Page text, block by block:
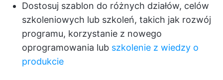
Dostosuj szablon do różnych działów, celów
szkoleniowych lub szkoleń, takich jak rozwój
programu, korzystanie z nowego
oprogramowania lub szkolenie z wiedzy o
produkcie